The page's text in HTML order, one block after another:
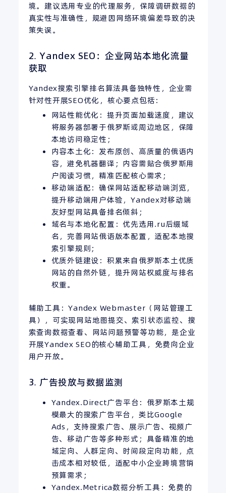
境。建议选用专业的代理服务，保障调研数据的
真实性与准确性，规避因网络环境偏差导致的决
策失误。
2. Yandex SEO：企业网站本地化流量
获取
Yandex搜索引擎排名算法具备独特性，企业需
针对性开展SEO优化，核心要点包括：
网站性能优化：提升页面加载速度，建议
将服务器部署于俄罗斯或周边地区，保障
本地访问稳定性；
内容本土化：发布原创、高质量的俄语内
容，避免机器翻译；内容需贴合俄罗斯用
户阅读习惯，精准匹配核心需求；
移动端适配：确保网站适配移动端浏览，
提升移动端用户体验，Yandex对移动端
友好型网站具备排名倾斜；
域名与本地化配置：优先选用.ru后缀域
名，完善网站俄语版本配置，适配本地搜
索引擎规则；
优质外链建设：积累来自俄罗斯本土优质
网站的自然外链，提升网站权威度与排名
权重。
辅助工具：Yandex Webmaster（网站管理工
具），可实现网站地图提交、索引状态监控、搜
索查询数据查看、网站问题预警等功能，是企业
开展Yandex SEO的核心辅助工具，免费向企业
用户开放。
3. 广告投放与数据监测
Yandex.Direct广告平台：俄罗斯本土规
模最大的搜索广告平台，类比Google
Ads，支持搜索广告、展示广告、视频广
告、移动广告等多种形式；具备精准的地
域定向、人群定向、时间段定向功能，点
击成本相对较低，适配中小企业跨境营销
预算需求；
Yandex.Metrica数据分析工具：免费的